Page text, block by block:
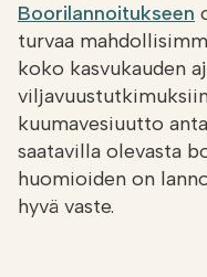
Boorilannoitukseen
turvaa
koko kasvukauden
kuumavesiuutto
saatavilla olevasta
huomioiden on
hyvä vaste.